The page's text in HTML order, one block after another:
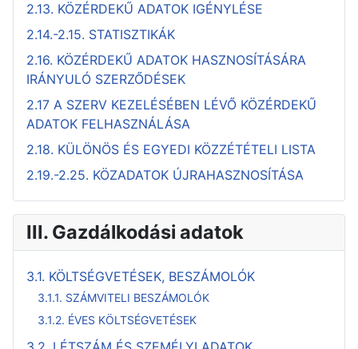
2.13. KÖZÉRDEKŰ ADATOK IGÉNYLÉSE
2.14.-2.15. STATISZTIKÁK
2.16. KÖZÉRDEKŰ ADATOK HASZNOSÍTÁSÁRA
IRÁNYULÓ SZERZŐDÉSEK
2.17 A SZERV KEZELÉSÉBEN LÉVŐ KÖZÉRDEKŰ
ADATOK FELHASZNÁLÁSA
2.18. KÜLÖNÖS ÉS EGYEDI KÖZZÉTÉTELI LISTA
2.19.-2.25. KÖZADATOK ÚJRAHASZNOSÍTÁSA
III. Gazdálkodási adatok
3.1. KÖLTSÉGVETÉSEK, BESZÁMOLÓK
3.1.1. SZÁMVITELI BESZÁMOLÓK
3.1.2. ÉVES KÖLTSÉGVETÉSEK